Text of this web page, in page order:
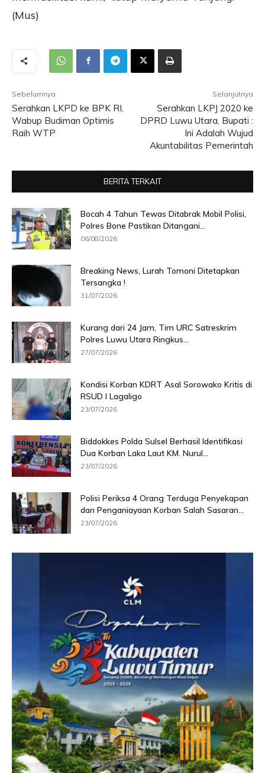
(Mus)
Sebelumnya
Serahkan LKPD ke BPK RI,
Wabup Budiman Optimis
Raih WTP
Selanjutnya
Serahkan LKPJ 2020 ke
DPRD Luwu Utara, Bupati :
Ini Adalah Wujud
Akuntabilitas Pemerintah
BERITA TERKAIT
Bocah 4 Tahun Tewas Ditabrak Mobil Polisi,
Polres Bone Pastikan Ditangani...
06/08/2026
Breaking News, Lurah Tomoni Ditetapkan
Tersangka !
31/07/2026
Kurang dari 24 Jam, Tim URC Satreskrim
Polres Luwu Utara Ringkus...
27/07/2026
Kondisi Korban KDRT Asal Sorowako Kritis di
RSUD I Lagaligo
23/07/2026
Biddokkes Polda Sulsel Berhasil Identifikasi
Dua Korban Laka Laut KM. Nurul...
23/07/2026
Polisi Periksa 4 Orang Terduga Penyekapan
dan Penganiayaan Korban Salah Sasaran...
23/07/2026